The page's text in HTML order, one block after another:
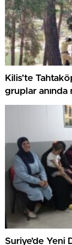
Kilis’te
gruplar
Suriye’de Yeni